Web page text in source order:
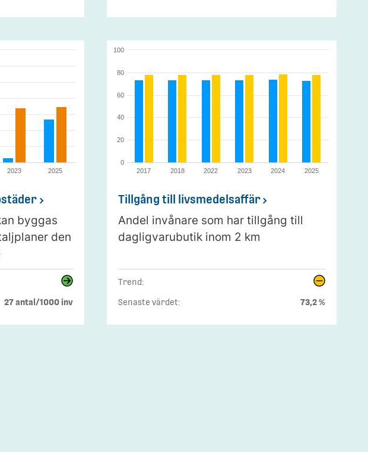
2023 2025
byggas
den
27 antal/1000 inv
2017 2018 2022 2023 2024 2025
0
20
40
60
80
100
Tillgång till livsmedelsaffär
Andel invånare som har tillgång till
dagligvarubutik inom 2 km
Trend:
Senaste värdet: 73,2 %